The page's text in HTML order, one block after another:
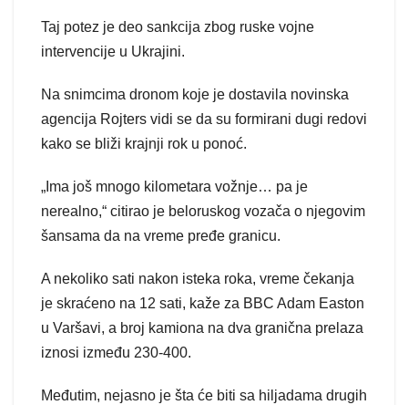
Taj potez je deo sankcija zbog ruske vojne
intervencije u Ukrajini.
Na snimcima dronom koje je dostavila novinska
agencija Rojters vidi se da su formirani dugi redovi
kako se bliži krajnji rok u ponoć.
„Ima još mnogo kilometara vožnje… pa je
nerealno,“ citirao je beloruskog vozača o njegovim
šansama da na vreme pređe granicu.
A nekoliko sati nakon isteka roka, vreme čekanja
je skraćeno na 12 sati, kaže za BBC Adam Easton
u Varšavi, a broj kamiona na dva granična prelaza
iznosi između 230-400.
Međutim, nejasno je šta će biti sa hiljadama drugih